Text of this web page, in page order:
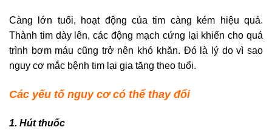
Càng lớn tuổi, hoạt động của tim càng kém hiệu quả.
Thành tim dày lên, các động mạch cứng lại khiến cho quá
trình bơm máu cũng trở nên khó khăn. Đó là lý do vì sao
nguy cơ mắc bệnh tim lại gia tăng theo tuổi.
Các yếu tố nguy cơ có thể thay đổi
1. Hút thuốc